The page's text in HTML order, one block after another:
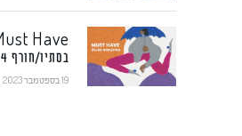
בסתיו/חורף 23-24?
19 בספטמבר 2023